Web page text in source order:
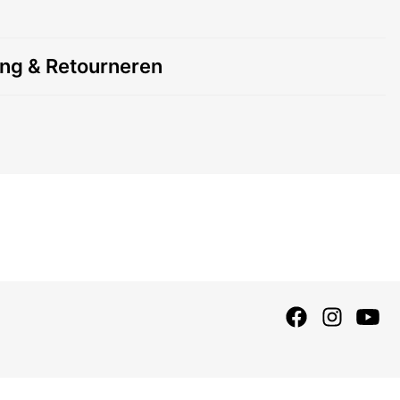
& Retourneren